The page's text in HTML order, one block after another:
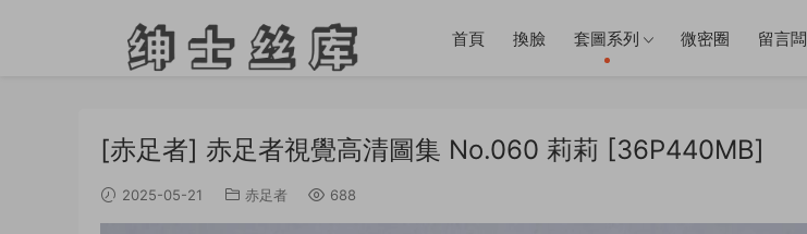
首頁 換臉 套圖系列 微密圈 留言闆
[赤足者] 赤足者視覺高清圖集 No.060 莉莉 [36P440MB]
2025-05-21 赤足者 688